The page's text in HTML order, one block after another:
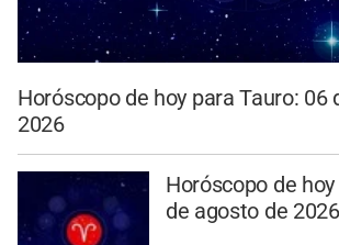
Horóscopo de hoy para Tauro: 06
2026
Horóscopo de
de agosto de 2026